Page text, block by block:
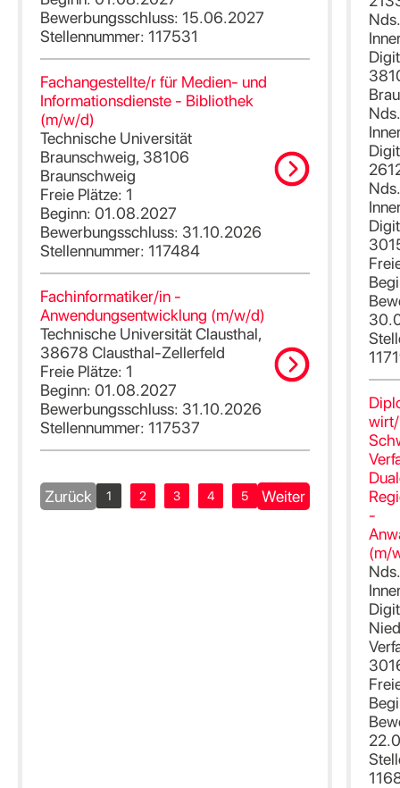
Bewerbungsschluss: 15.06.2027
Stellennummer: 117531
Fachangestellte/r für Medien- und
Informationsdienste - Bibliothek
(m/w/d)
Technische Universität
Braunschweig, 38106
Braunschweig
Freie Plätze: 1
Beginn: 01.08.2027
Bewerbungsschluss: 31.10.2026
Stellennummer: 117484
Fachinformatiker/in -
Anwendungsentwicklung (m/w/d)
Technische Universität Clausthal,
38678 Clausthal-Zellerfeld
Freie Plätze: 1
Beginn: 01.08.2027
Bewerbungsschluss: 31.10.2026
Stellennummer: 117537
Zurück 1 2 3 4 5 Weiter
-
(m/